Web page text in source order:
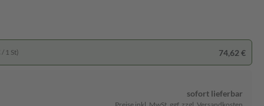
1 St) 74,62 €
sofort lieferbar